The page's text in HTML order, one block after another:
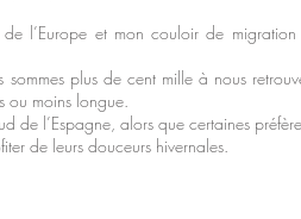
l’Europe et mon couloir de migration
plus de cent mille à nous
moins longue.
de l’Espagne, alors que certaines
de leurs douceurs hivernales.